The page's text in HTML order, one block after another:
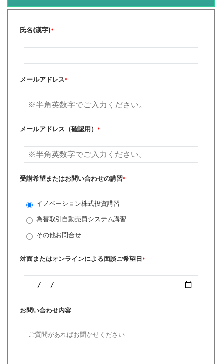
氏名(漢字)*
メールアドレス*
メールアドレス（確認用） *
受講希望またはお問い合わせの講習*
イノベーション株式投資講習
為替取引自動売買システム講習
その他お問合せ
対面またはオンラインによる面談ご希望日*
お問い合わせ内容